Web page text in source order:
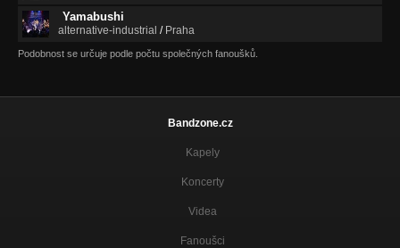
Yamabushi
alternative-industrial / Praha
Podobnost se určuje podle počtu společných fanoušků.
Bandzone.cz
Kapely
Koncerty
Videa
Fanoušci